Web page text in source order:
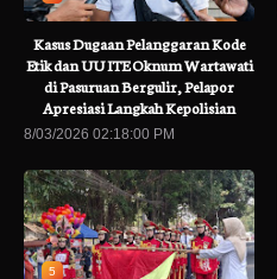
Kasus Dugaan Pelanggaran Kode
Etik dan UU ITE Oknum Wartawati
di Pasuruan Bergulir, Pelapor
Apresiasi Langkah Kepolisian
8/03/2026 02:18:00 PM
5